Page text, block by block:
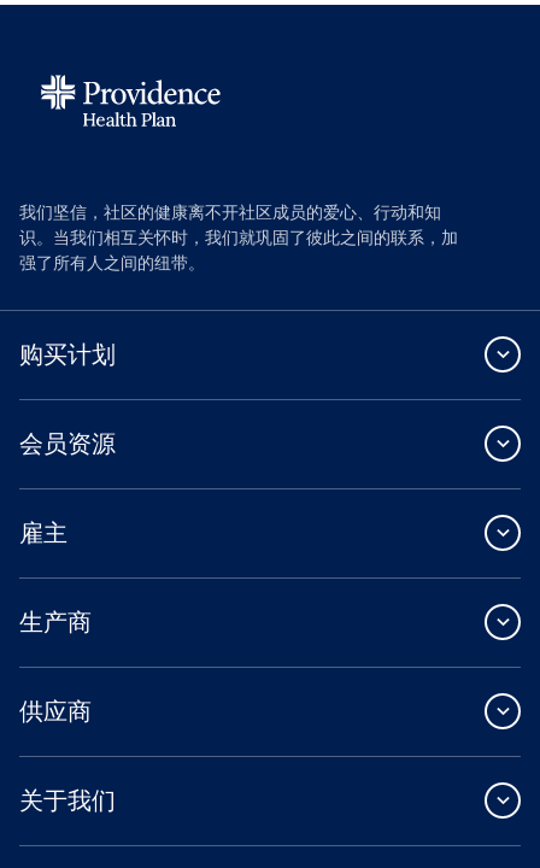
我们坚信，社区的健康离不开社区成员的爱心、行动和知
识。当我们相互关怀时，我们就巩固了彼此之间的联系，加
强了所有人之间的纽带。
购买计划
会员资源
雇主
生产商
供应商
关于我们